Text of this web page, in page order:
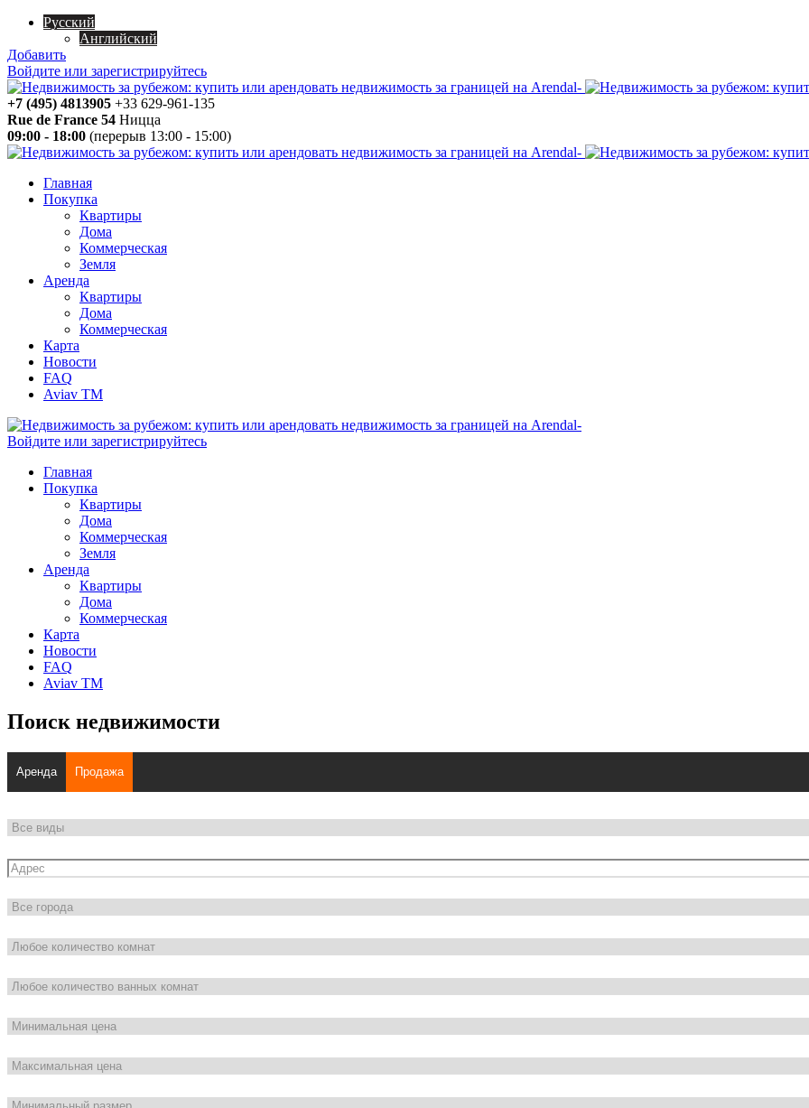
Русский
Английский
Добавить
Войдите или зарегистрируйтесь
+7 (495) 4813905 +33 629-961-135
Rue de France 54 Ницца
09:00 - 18:00 (перерыв 13:00 - 15:00)
Главная
Покупка
Квартиры
Дома
Коммерческая
Земля
Аренда
Квартиры
Дома
Коммерческая
Карта
Новости
FAQ
Aviav TM
Войдите или зарегистрируйтесь
Главная
Покупка
Квартиры
Дома
Коммерческая
Земля
Аренда
Квартиры
Дома
Коммерческая
Карта
Новости
FAQ
Aviav TM
Поиск недвижимости
Аренда Продажа